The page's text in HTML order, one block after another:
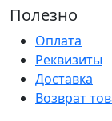
Полезно
Оплата
Реквизиты
Доставка
Возврат